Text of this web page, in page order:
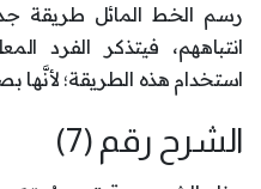
رسم الخط المائل طريقة
انتباههم، فيتذكر الفرد
استخدام هذه الطريقة؛ لأنَّها
الشرح رقم (7)